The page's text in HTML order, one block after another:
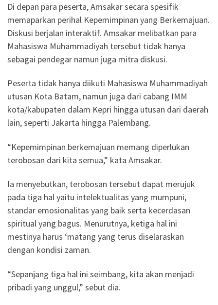
Di depan para peserta, Amsakar secara spesifik
memaparkan perihal Kepemimpinan yang Berkemajuan.
Diskusi berjalan interaktif. Amsakar melibatkan para
Mahasiswa Muhammadiyah tersebut tidak hanya
sebagai pendegar namun juga mitra diskusi.
Peserta tidak hanya diikuti Mahasiswa Muhammadiyah
utusan Kota Batam, namun juga dari cabang IMM
kota/kabupaten dalam Kepri hingga utusan dari daerah
lain, seperti Jakarta hingga Palembang.
“Kepemimpinan berkemajuan memang diperlukan
terobosan dari kita semua,” kata Amsakar.
Ia menyebutkan, terobosan tersebut dapat merujuk
pada tiga hal yaitu intelektualitas yang mumpuni,
standar emosionalitas yang baik serta kecerdasan
spiritual yang bagus. Menurutnya, ketiga hal ini
mestinya harus ‘matang yang terus diselaraskan
dengan kondisi zaman.
“Sepanjang tiga hal ini seimbang, kita akan menjadi
pribadi yang unggul,” sebut dia.